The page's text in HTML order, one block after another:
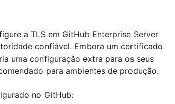
a TLS em GitHub Enterprise Server
confiável. Embora um certificado
uma configuração extra para os seus
para ambientes de produção.
no GitHub: